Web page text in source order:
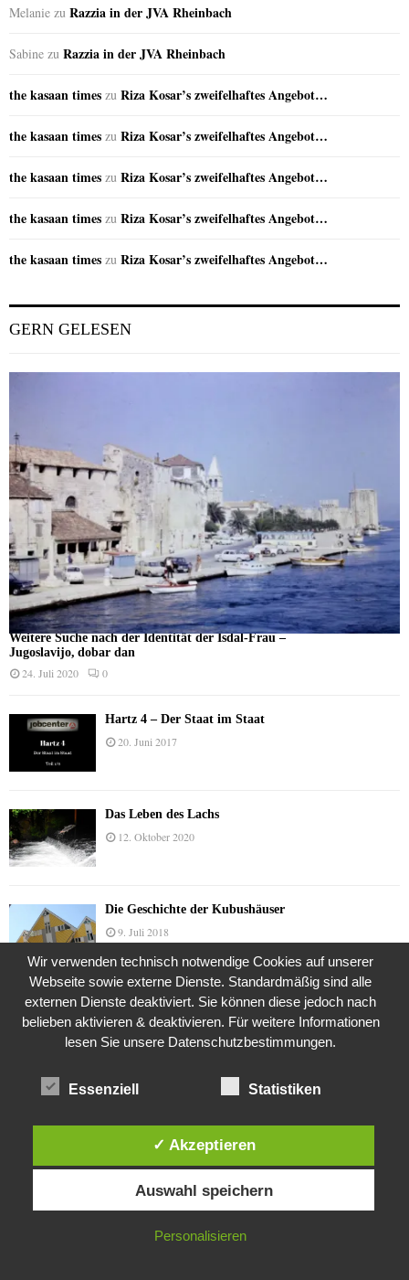
Melanie zu Razzia in der JVA Rheinbach
Sabine zu Razzia in der JVA Rheinbach
the kasaan times zu Riza Kosar’s zweifelhaftes Angebot…
the kasaan times zu Riza Kosar’s zweifelhaftes Angebot…
the kasaan times zu Riza Kosar’s zweifelhaftes Angebot…
the kasaan times zu Riza Kosar’s zweifelhaftes Angebot…
the kasaan times zu Riza Kosar’s zweifelhaftes Angebot…
GERN GELESEN
Weitere Suche nach der Identität der Isdal-Frau –
Jugoslavijo, dobar dan
24. Juli 2020 0
Hartz 4 – Der Staat im Staat
20. Juni 2017
Das Leben des Lachs
12. Oktober 2020
Die Geschichte der Kubushäuser
9. Juli 2018
Was ist denn das? -Mars „SOL 735“ Rover Curiosity
24. November 2015
3. November 2019
Die Straße radikalisiert jeden Tag ein Stückchen
mehr
26. Oktober 2015
Diese Website verwendet Cookies. Durch die weitere Nutzung dieser
Website stimmst du der Verwendung von Cookies zu.
IN ORDNUNG
Wir verwenden technisch notwendige Cookies auf unserer
Webseite sowie externe Dienste. Standardmäßig sind alle
externen Dienste deaktiviert. Sie können diese jedoch nach
belieben aktivieren & deaktivieren. Für weitere Informationen
lesen Sie unsere Datenschutzbestimmungen.
Essenziell Statistiken
✓ Akzeptieren
Auswahl speichern
Personalisieren